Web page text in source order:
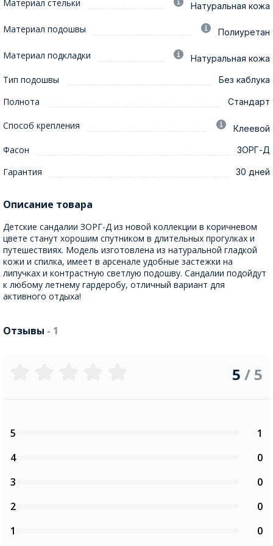
Материал стельки Натуральная кожа
Материал подошвы Полиуретан
Материал подкладки Натуральная кожа
Тип подошвы Без каблука
Полнота Стандарт
Способ крепления Клеевой
Фасон ЗОРГ-Д
Гарантия 30 дней
Описание товара
Детские сандалии ЗОРГ-Д из новой коллекции в коричневом
цвете станут хорошим спутником в длительных прогулках и
путешествиях. Модель изготовлена из натуральной гладкой
кожи и спилка, имеет в арсенале удобные застежки на
липучках и контрастную светлую подошву. Сандалии подойдут
к любому летнему гардеробу, отличный вариант для
активного отдыха!
Отзывы - 1
5 / 5
5
1
4
0
3
0
2
0
1
0